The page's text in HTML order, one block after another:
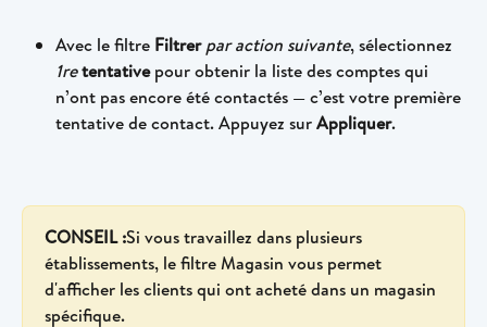
Avec le filtre Filtrer par action suivante, sélectionnez
1re tentative pour obtenir la liste des comptes qui
n’ont pas encore été contactés — c’est votre première
tentative de contact. Appuyez sur Appliquer.
CONSEIL :Si vous travaillez dans plusieurs
établissements, le filtre Magasin vous permet
d'afficher les clients qui ont acheté dans un magasin
spécifique.